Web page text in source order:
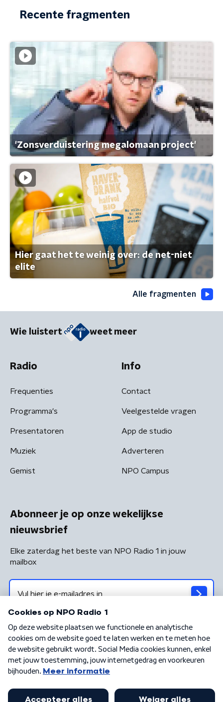
Recente fragmenten
'Zonsverduistering megalomaan project'
Hier gaat het te weinig over: de net-niet
elite
Alle fragmenten
Wie luistert weet meer
Radio
Frequenties
Programma's
Presentatoren
Muziek
Gemist
Info
Contact
Veelgestelde vragen
App de studio
Adverteren
NPO Campus
Abonneer je op onze wekelijkse
nieuwsbrief
Elke zaterdag het beste van NPO Radio 1 in jouw
mailbox
Algemene voorwaarden Privacybeleid